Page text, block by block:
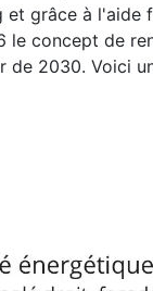
grâce à l'aide
le concept de
2030. Voici